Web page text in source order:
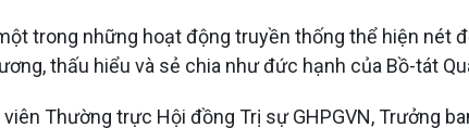
trong những hoạt động truyền thống thể hiện nét
thấu hiểu và sẻ chia như đức hạnh của Bồ-tát